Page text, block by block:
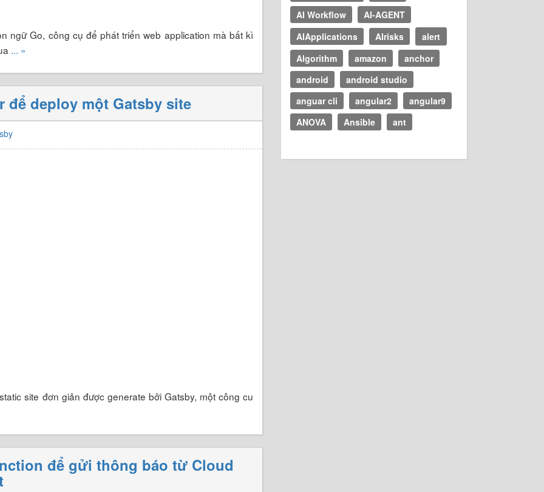
ngữ Go, công cụ để phát triển web application mà bất kì
... »
để deploy một Gatsby site
site đơn giản được generate bởi Gatsby, một công cu
để gửi thông báo từ Cloud
AI Workflow
AI-AGENT
AIApplications
AIrisks
alert
Algorithm
amazon
anchor
android
android studio
anguar cli
angular2
angular9
ANOVA
Ansible ant